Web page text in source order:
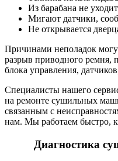
Из барабана не
Мигают датчики,
Не открывается
Причинами неполадок
разрыв приводного ремня,
блока управления,
Специалисты нашего
на ремонте сушильных
связанным с
нам. Мы работаем быстро,
Диагностика